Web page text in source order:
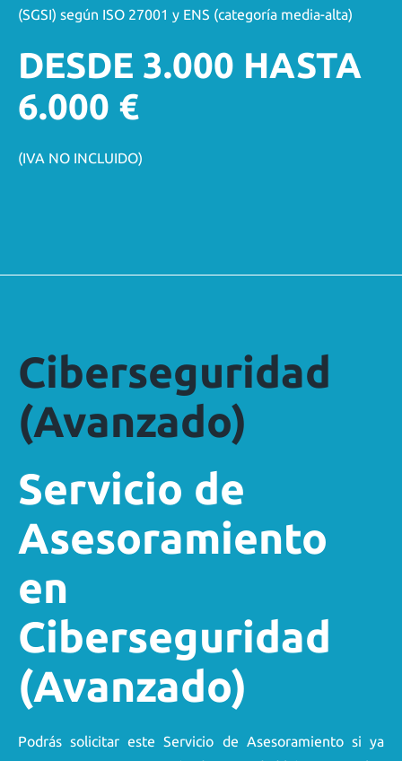
(SGSI) según ISO 27001 y ENS (categoría media-alta)
DESDE 3.000 HASTA
6.000 €
(IVA NO INCLUIDO)
Ciberseguridad
(Avanzado)
Servicio de
Asesoramiento
en
Ciberseguridad
(Avanzado)
Podrás solicitar este Servicio de Asesoramiento si ya